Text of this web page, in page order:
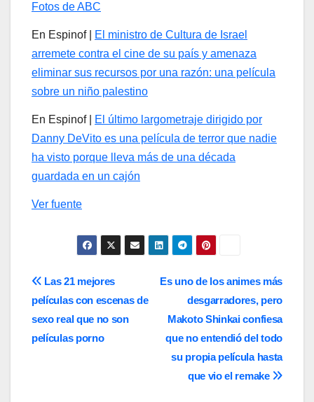
Fotos deABC
En Espinof |
El ministro de Cultura de Israel
arremete contra el cine de su país y amenaza
eliminar sus recursos por una razón: una película
sobre un niño palestino
En Espinof |
El último largometraje dirigido por
Danny DeVito es una película de terror que nadie
ha visto porque lleva más de una década
guardada en un cajón
Ver fuente
Navegación
de
entradas
Es uno de los animes más
desgarradores, pero
Makoto Shinkai confiesa
que no entendió del todo
su propia película hasta
que vio el remake
Las 21 mejores
películas con escenas de
sexo real que no son
películas porno